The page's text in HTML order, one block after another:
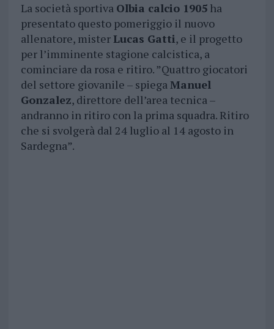
La società sportiva Olbia calcio 1905ha
presentato questo pomeriggio il nuovo
allenatore, misterLucas Gatti, e il progetto
per l’imminente stagione calcistica, a
cominciare da rosa e ritiro. ”Quattro giocatori
del settore giovanile – spiegaManuel
Gonzalez, direttore dell’area tecnica –
andranno in ritiro con la prima squadra. Ritiro
che si svolgerà dal 24 luglio al 14 agosto in
Sardegna”.